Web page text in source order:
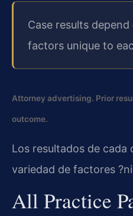
Case results
factors unique to
Attorney advertising. Prior
outcome.
Los resultados de cada
variedad de factores
All Practice